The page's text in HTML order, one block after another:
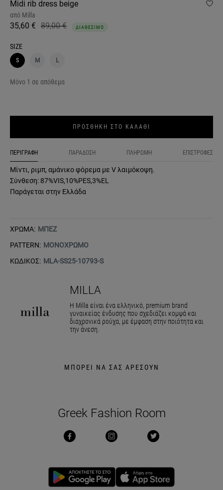
Midi rib dress beige
από Milla
35,60 € 89,00 € ΔΙΑΘΕΣΙΜΟ
SIZE
S M L
Μόνο 1 σε απόθεμα
ΠΡΟΣΘΗΚΗ ΣΤΟ ΚΑΛΑΘΙ
ΠΕΡΙΓΡΑΦΗ ΠΑΡΑΔΟΣΗ ΠΛΗΡΩΜΗ ΕΠΙΣΤΡΟΦΕΣ
Μίντι, ριμπ, αμάνικο φόρεμα με V λαιμόκοψη.
Σύνθεση: 87%VIS,10%PES,3%EL
Παράγεται στην Ελλάδα
ΧΡΩΜΑ: ΜΠΕΖ
PATTERN: ΜΟΝΟΧΡΩΜΟ
ΚΩΔΙΚΟΣ: MLA-SS25-10793-S
MILLA
Η Milla είναι ένα ελληνικό, premium brand
γυναικείας ένδυσης που σχεδιάζει κομψά και
διαχρονικά ρούχα, με έμφαση στην ποιότητα και
την άνεση.
ΜΠΟΡΕΙ ΝΑ ΣΑΣ ΑΡΕΣΟΥΝ
Greek Fashion Room